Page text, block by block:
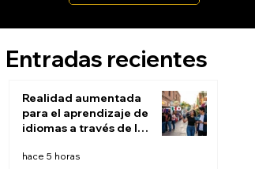
Entradas recientes
Realidad aumentada
para el aprendizaje de
idiomas a través de la
Aprender en el mundo
hace 5 horas